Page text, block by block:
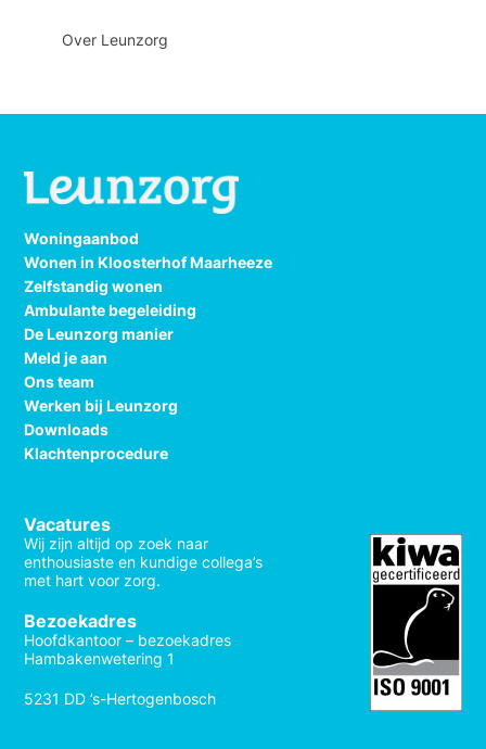
Over Leunzorg
Woningaanbod
Wonen in Kloosterhof Maarheeze
Zelfstandig wonen
Ambulante begeleiding
De Leunzorg manier
Meld je aan
Ons team
Werken bij Leunzorg
Downloads
Klachtenprocedure
Vacatures
Wij zijn altijd op zoek naar
enthousiaste en kundige collega’s
met hart voor zorg.
Bezoekadres
Hoofdkantoor – bezoekadres
Hambakenwetering 1
5231 DD ’s-Hertogenbosch